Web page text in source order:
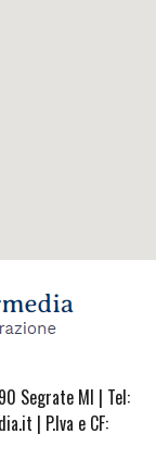
Segrate MI | Tel:
| P.Iva e CF: